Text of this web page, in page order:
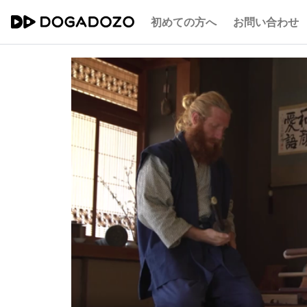
初めての方へ お問い合わせ